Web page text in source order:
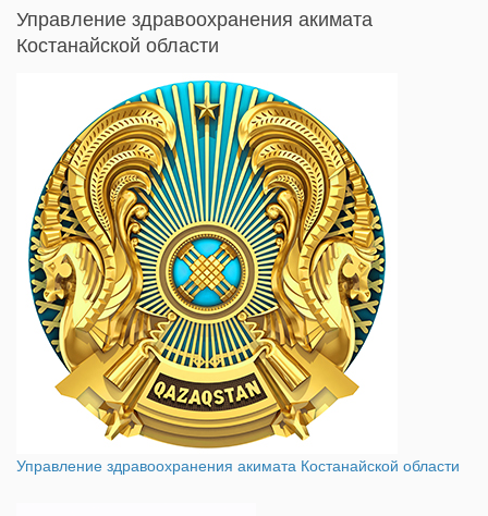
Управление здравоохранения акимата
Костанайской области
Управление здравоохранения акимата Костанайской области